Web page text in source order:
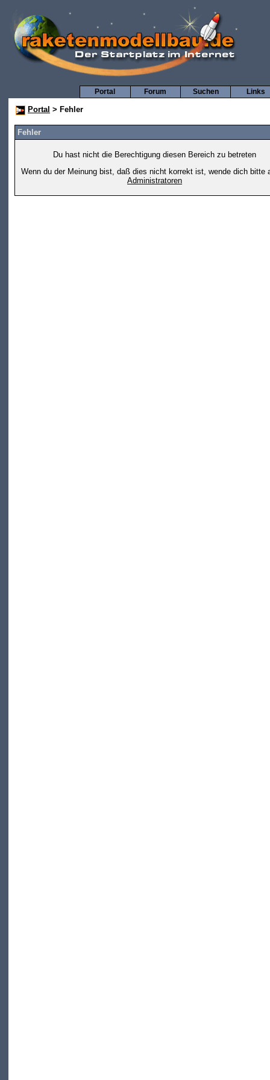
Links
Suchen
Forum
Portal
Portal > Fehler
Fehler
Du hast nicht die Berechtigung diesen Bereich zu betreten
Wenn du der Meinung bist, daß dies nicht korrekt ist, wende dich bitte
Administratoren